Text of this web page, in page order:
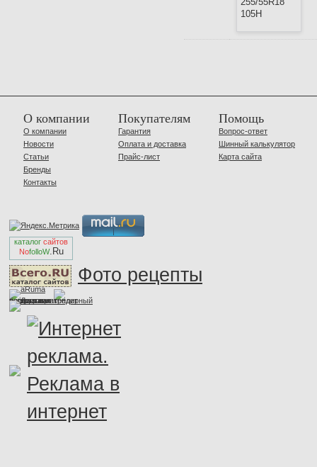
О компании
О компании
Новости
Статьи
Бренды
Контакты
Покупателям
Гарантия
Оплата и доставка
Прайс-лист
Помощь
Вопрос-ответ
Шинный калькулятор
Карта сайта
каталог сайтов
NofolloW.Ru
Фото рецепты